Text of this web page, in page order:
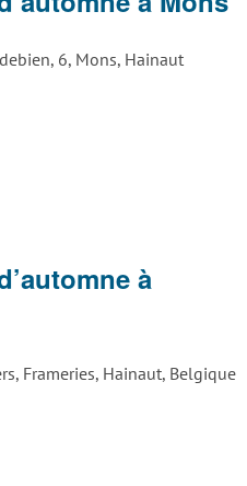
6, Mons, Hainaut
à
Frameries, Hainaut, Belgique